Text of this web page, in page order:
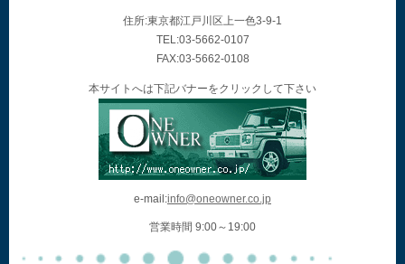
住所:東京都江戸川区上一色3-9-1
TEL:03-5662-0107
FAX:03-5662-0108
本サイトへは下記バナーをクリックして下さい
e-mail:info@oneowner.co.jp
営業時間 9:00～19:00